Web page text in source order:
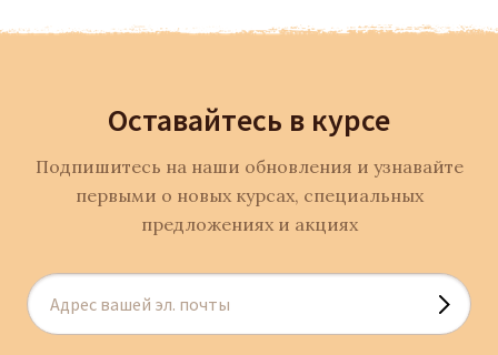
Оставайтесь в курсе
Подпишитесь на наши обновления и узнавайте
первыми о новых курсах, специальных
предложениях и акциях